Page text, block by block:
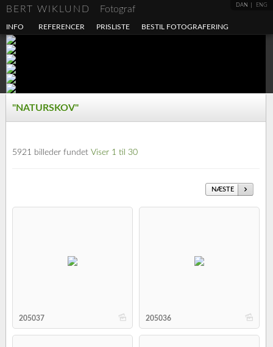
DAN ENG
BERT WIKLUND Fotograf
INFO REFERENCER PRISLISTE BESTIL FOTOGRAFERING
"NATURSKOV"
5921 billeder fundet Viser 1 til 30
NÆSTE
b
205037 b
205036